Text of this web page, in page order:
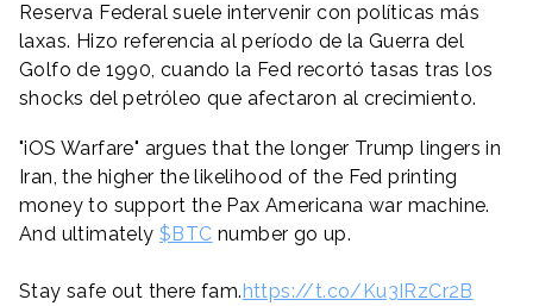
Reserva Federal suele intervenir con políticas más
laxas. Hizo referencia al período de la Guerra del
Golfo de 1990, cuando la Fed recortó tasas tras los
shocks del petróleo que afectaron al crecimiento.
"iOS Warfare" argues that the longer Trump lingers in
Iran, the higher the likelihood of the Fed printing
money to support the Pax Americana war machine.
And ultimately$BTC number go up.
Stay safe out there fam.https://t.co/Ku3IRzCr2B